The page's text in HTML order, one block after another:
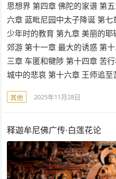
思想界 第四章 佛陀的家谱 第
六章 蓝毗尼园中太子降诞 第
少年时的教育 第九章 美丽的
郊游 第十一章 最大的诱惑 第
三章 车匿和犍陟 第十四章 苦
城中的悲哀 第十六章 王师追
其他 2025年11月28日
释迦牟尼佛广传·白莲花论